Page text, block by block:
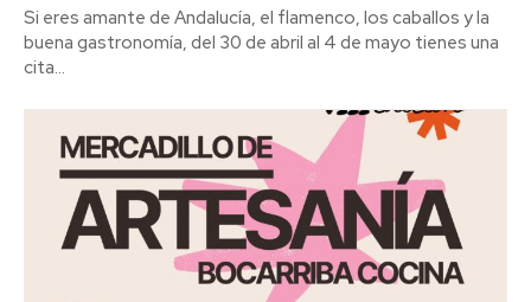
Si eres amante de Andalucía, el flamenco, los caballos y la
buena gastronomía, del 30 de abril al 4 de mayo tienes una
cita...